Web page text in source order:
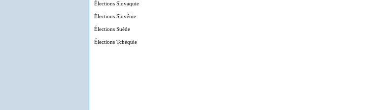
Élections Slovaquie
Élections Slovénie
Élections Suède
Élections Tchéquie